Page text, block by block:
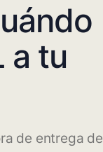
a tu
de entrega de